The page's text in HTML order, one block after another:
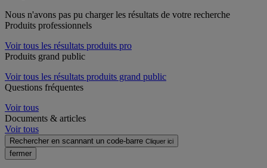
Nous n'avons pas pu charger les résultats de votre recherche
Produits professionnels
Voir tous les résultats produits pro
Produits grand public
Voir tous les résultats produits grand public
Questions fréquentes
Voir tous
Documents & articles
Voir tous
Rechercher en scannant un code-barre Cliquer ici
fermer